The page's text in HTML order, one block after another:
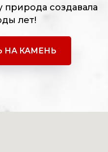
природа создавала
лет!
НА КАМЕНЬ